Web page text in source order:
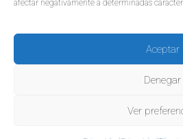
afectar negativamente a determinadas
Aceptar
Denegar
Ver